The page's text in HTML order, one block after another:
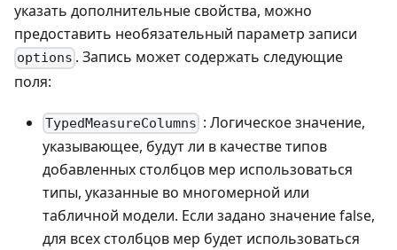
указать дополнительные свойства, можно
предоставить необязательный параметр записи
options . Запись может содержать следующие
поля:
TypedMeasureColumns : Логическое значение,
указывающее, будут ли в качестве типов
добавленных столбцов мер использоваться
типы, указанные во многомерной или
табличной модели. Если задано значение false,
для всех столбцов мер будет использоваться